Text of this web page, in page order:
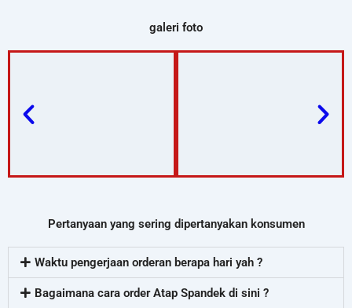
galeri foto
Pertanyaan yang sering dipertanyakan konsumen
Waktu pengerjaan orderan berapa hari yah ?
Bagaimana cara order Atap Spandek di sini ?